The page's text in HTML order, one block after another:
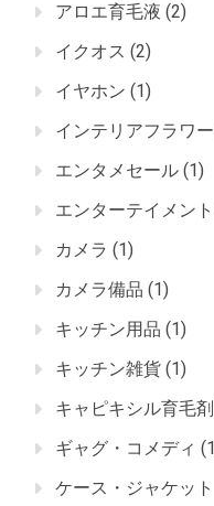
アロエ育毛液 (2)
イクオス (2)
イヤホン (1)
インテリアフラワー
エンタメセール (1)
エンターテイメント
カメラ (1)
カメラ備品 (1)
キッチン用品 (1)
キッチン雑貨 (1)
キャピキシル育毛剤
ギャグ・コメディ
ケース・ジャケッ